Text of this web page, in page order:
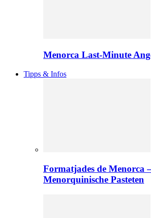
Menorca Last-Minute
Tipps & Infos
Formatjades de Menorca
Menorquinische Pasteten